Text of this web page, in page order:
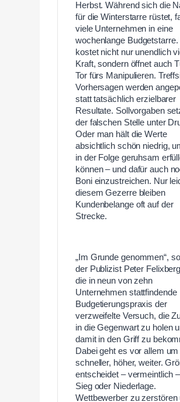
Herbst. Während sich die
für die Winterstarre rüstet,
viele Unternehmen in eine
wochenlange Budgetstarre.
kostet nicht nur unendlich
Kraft, sondern öffnet auch
Tor fürs Manipulieren.
Vorhersagen werden
statt tatsächlich erzielbarer
Resultate. Sollvorgaben
der falschen Stelle unter
Oder man hält die Werte
absichtlich schön niedrig,
in der Folge geruhsam
können – und dafür auch
Boni einzustreichen. Nur
diesem Gezerre bleiben
Kundenbelange oft auf der
Strecke.
„Im Grunde genommen“,
der Publizist Peter
die in neun von zehn
Unternehmen stattfindende
Budgetierungspraxis der
verzweifelte Versuch, die
in die Gegenwart zu holen
damit in den Griff zu
Dabei geht es vor allem um
schneller, höher, weiter.
entscheidet – vermeintlich
Sieg oder Niederlage.
Wettbewerber zu zerstören